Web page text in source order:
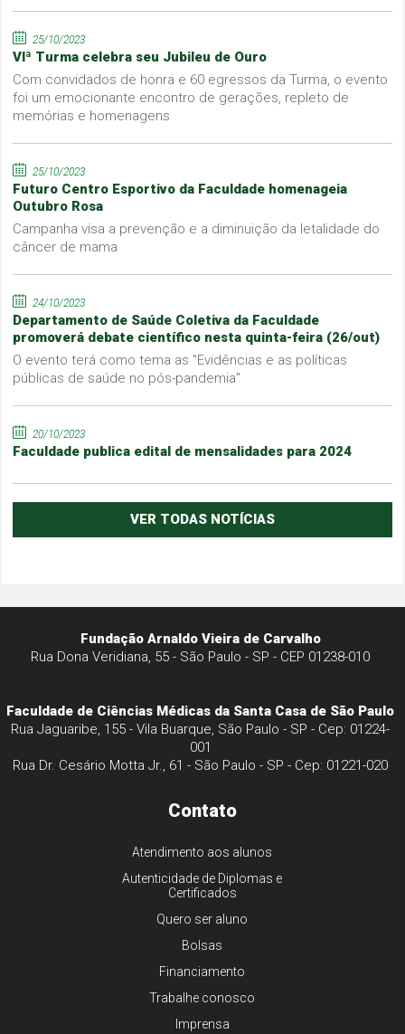
25/10/2023
VIª Turma celebra seu Jubileu de Ouro
Com convidados de honra e 60 egressos da Turma, o evento
foi um emocionante encontro de gerações, repleto de
memórias e homenagens
25/10/2023
Futuro Centro Esportivo da Faculdade homenageia
Outubro Rosa
Campanha visa a prevenção e a diminuição da letalidade do
câncer de mama
24/10/2023
Departamento de Saúde Coletiva da Faculdade
promoverá debate científico nesta quinta-feira (26/out)
O evento terá como tema as "Evidências e as políticas
públicas de saúde no pós-pandemia"
20/10/2023
Faculdade publica edital de mensalidades para 2024
VER TODAS NOTÍCIAS
Fundação Arnaldo Vieira de Carvalho
Rua Dona Veridiana, 55 - São Paulo - SP - CEP 01238-010
Faculdade de Ciências Médicas da Santa Casa de São Paulo
Rua Jaguaribe, 155 - Vila Buarque, São Paulo - SP - Cep: 01224-
001
Rua Dr. Cesário Motta Jr., 61 - São Paulo - SP - Cep: 01221-020
Contato
Atendimento aos alunos
Autenticidade de Diplomas e
Certificados
Quero ser aluno
Bolsas
Financiamento
Trabalhe conosco
Imprensa